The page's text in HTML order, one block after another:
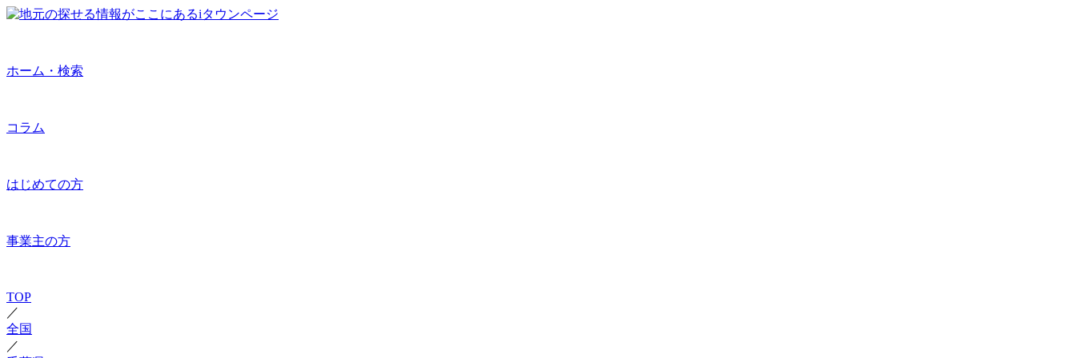
ホーム・検索
コラム
はじめての方
事業主の方
TOP
／
全国
／